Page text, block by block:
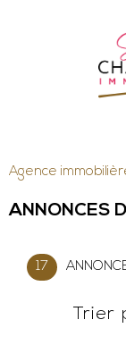
Agence
ANNONCES
17
Trier